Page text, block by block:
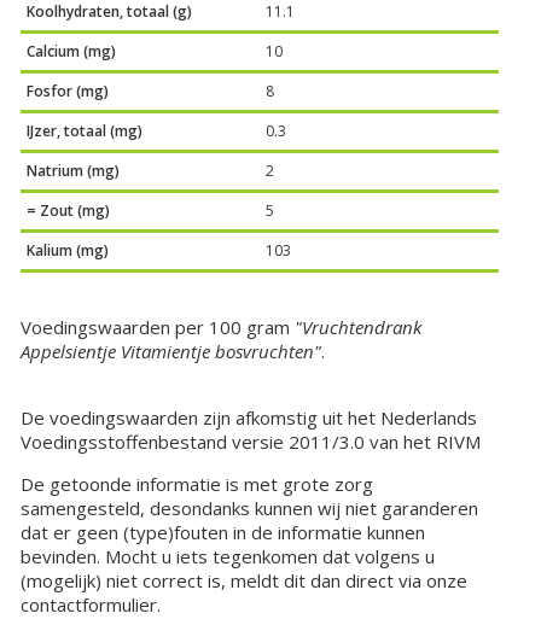
Koolhydraten, totaal (g)
11.1
Calcium (mg)
10
Fosfor (mg)
8
IJzer, totaal (mg)
0.3
Natrium (mg)
2
= Zout (mg)
5
Kalium (mg)
103
Voedingswaarden per 100 gram "Vruchtendrank
Appelsientje Vitamientje bosvruchten".
De voedingswaarden zijn afkomstig uit het Nederlands
Voedingsstoffenbestand versie 2011/3.0 van het RIVM
De getoonde informatie is met grote zorg
samengesteld, desondanks kunnen wij niet garanderen
dat er geen (type)fouten in de informatie kunnen
bevinden. Mocht u iets tegenkomen dat volgens u
(mogelijk) niet correct is, meldt dit dan direct via onze
contactformulier.